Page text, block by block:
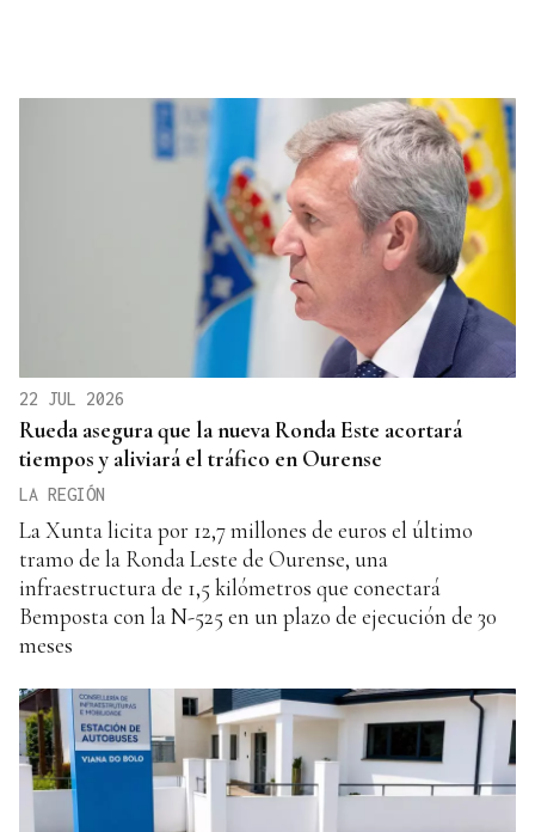
22 JUL 2026
Rueda asegura que la nueva Ronda Este acortará
tiempos y aliviará el tráfico en Ourense
LA REGIÓN
La Xunta licita por 12,7 millones de euros el último
tramo de la Ronda Leste de Ourense, una
infraestructura de 1,5 kilómetros que conectará
Bemposta con la N-525 en un plazo de ejecución de 30
meses